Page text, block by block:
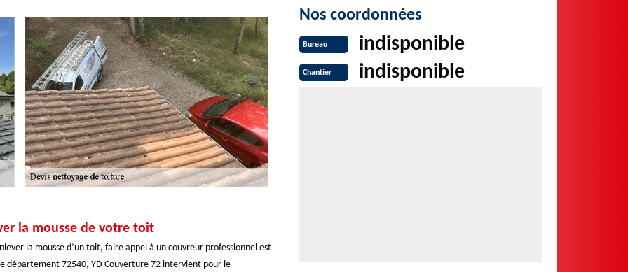
la mousse de votre toit
la mousse d’un toit, faire appel à un couvreur professionnel est
département 72540, YD Couverture 72 intervient pour le
Nos coordonnées
Bureau indisponible
Chantier indisponible